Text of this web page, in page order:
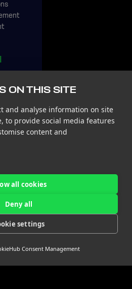
ON THIS SITE
and analyse information on site
to provide social media features
content and
all cookies
Deny all
settings
Consent Management